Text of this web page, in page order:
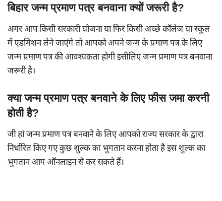
बिहार जन्म प्रमाण पत्र बनवाना क्यों जरूरी है?
अगर आप किसी सरकारी योजना या फिर किसी अच्छे कॉलेज या स्कूल
में एडमिशन लेने जाएंगे तो आपको अपने जन्म के प्रमाण पत्र के लिए
जन्म प्रमाण पत्र की आवश्यकता होगी इसीलिए जन्म प्रमाण पत्र बनवाना
जरूरी है।
क्या जन्म प्रमाण पत्र बनवाने के लिए फीस जमा करनी
होती है?
जी हां जन्म प्रमाण पत्र बनवाने के लिए आपको राज्य सरकार के द्वारा
निर्धारित किए गए कुछ शुल्क का भुगतान करना होता है इस शुल्क का
भुगतान आप ऑनलाइन से कर सकते हैं।